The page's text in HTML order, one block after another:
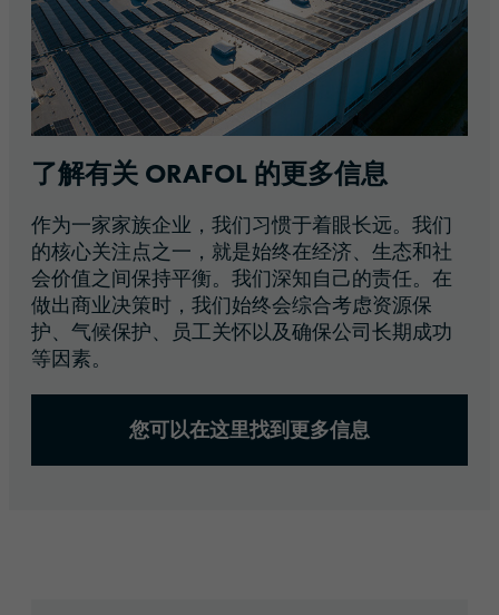
了解有关 ORAFOL 的更多信息
作为一家家族企业，我们习惯于着眼长远。我们
的核心关注点之一，就是始终在经济、生态和社
会价值之间保持平衡。我们深知自己的责任。在
做出商业决策时，我们始终会综合考虑资源保
护、气候保护、员工关怀以及确保公司长期成功
等因素。
您可以在这里找到更多信息